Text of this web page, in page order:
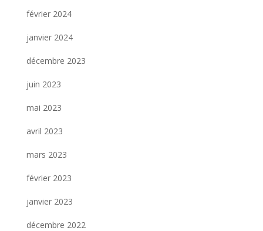
février 2024
janvier 2024
décembre 2023
juin 2023
mai 2023
avril 2023
mars 2023
février 2023
janvier 2023
décembre 2022